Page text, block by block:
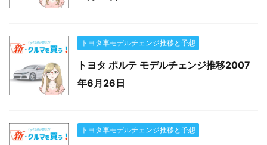
トヨタ車モデルチェンジ推移と予想
トヨタ ポルテ モデルチェンジ推移2007
年6月26日
トヨタ車モデルチェンジ推移と予想